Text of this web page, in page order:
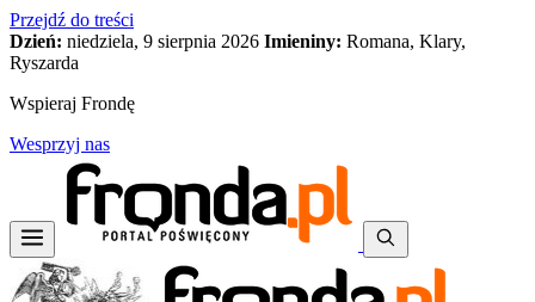
Przejdź do treści
Dzień: niedziela, 9 sierpnia 2026 Imieniny: Romana, Klary,
Ryszarda
Wspieraj Frondę
Wesprzyj nas